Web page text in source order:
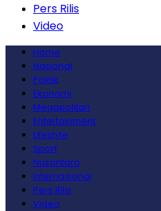
Pers Rilis
Video
Home
Nasional
Politik
Ekonomi
Megapolitan
Entertainment
Lifestyle
Sport
Nusantara
Internasional
Pers Rilis
Video